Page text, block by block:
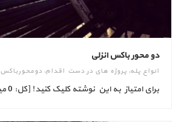
دو محور باکس انزلی
انواع پله, پروژه های در دست اقدام, دومحورباکس
برای امتیاز به این نوشته کلیک کنید! [کل: 0 میانگین: 0]